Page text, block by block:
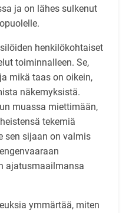
ja on lähes sulkenut
henkilökohtaiset
toiminnalleen. Se,
mikä taas on oikein,
näkemyksistä.
muassa miettimään,
tekemiä
sen sijaan on valmis
ajatusmaailmansa
ymmärtää, miten